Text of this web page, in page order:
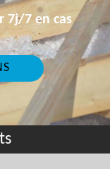
7j/7 en cas